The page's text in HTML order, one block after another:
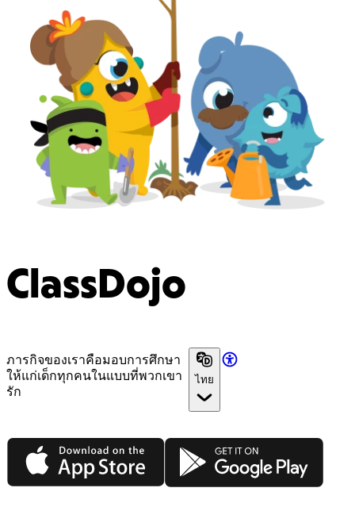
ClassDojo
ภารกิจของเราคือมอบการศึกษา
ให้แก่เด็กทุกคนในแบบที่พวกเขา
รัก
ไทย
App Store Google Play